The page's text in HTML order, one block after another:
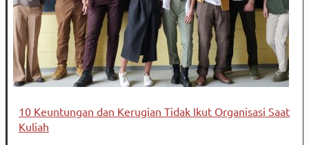
10 Keuntungan dan Kerugian Tidak Ikut Organisasi Saat
Kuliah